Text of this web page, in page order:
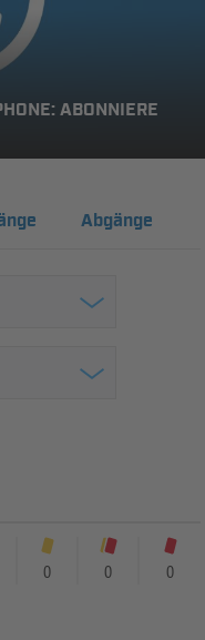
ABONNIERE
Abgänge
0 0 0